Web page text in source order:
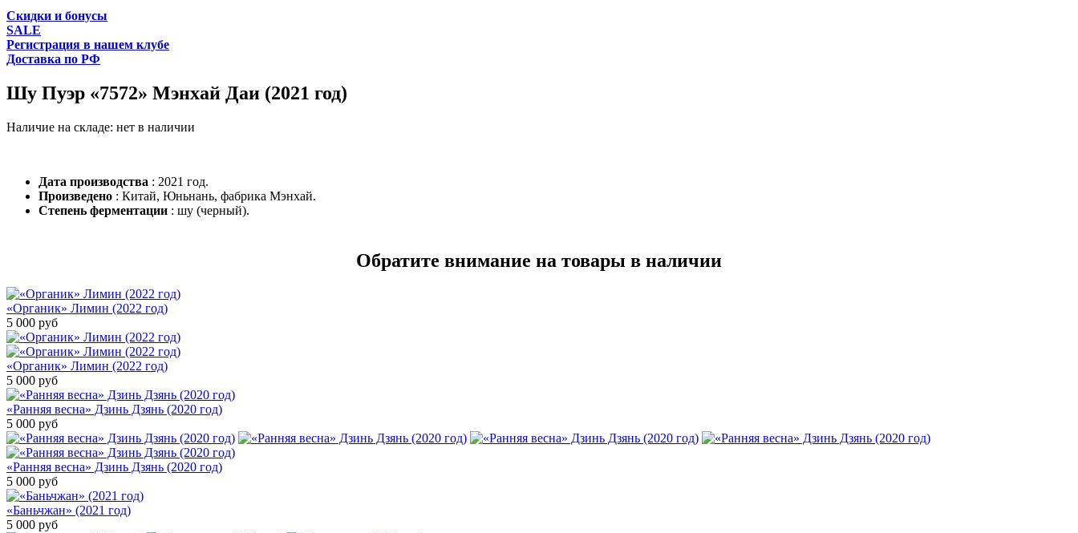
Cкидки и бонусы
SALE
Регистрация в нашем клубе
Доставка по РФ
Шу Пуэр «7572» Мэнхай Даи (2021 год)
Наличие на складе: нет в наличии
Дата производства : 2021 год.
Произведено : Китай, Юньнань, фабрика Мэнхай.
Степень ферментации : шу (черный).
Обратите внимание на товары в наличии
«Органик» Лимин (2022 год)
5 000 руб
«Органик» Лимин (2022 год)
5 000 руб
«Ранняя весна» Дзинь Дзянь (2020 год)
5 000 руб
«Ранняя весна» Дзинь Дзянь (2020 год)
5 000 руб
«Баньчжан» (2021 год)
5 000 руб